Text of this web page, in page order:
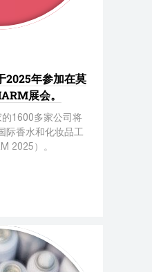
2025年参加在莫
展会。
1600多家公司将
际香水和化妆品工
2025）。